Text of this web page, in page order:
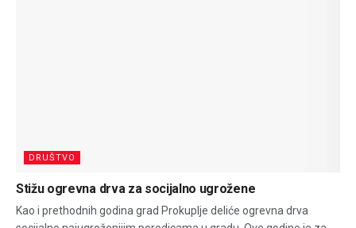
DRUŠTVO
Stižu ogrevna drva za socijalno ugrožene
Kao i prethodnih godina grad Prokuplje deliće ogrevna drva